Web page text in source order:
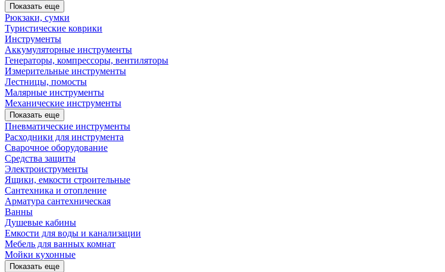
Показать еще
Рюкзаки, сумки
Туристические коврики
Инструменты
Аккумуляторные инструменты
Генераторы, компрессоры, вентиляторы
Измерительные инструменты
Лестницы, помосты
Малярные инструменты
Механические инструменты
Показать еще
Пневматические инструменты
Расходники для инструмента
Сварочное оборудование
Средства защиты
Электроиструменты
Ящики, емкости строительные
Сантехника и отопление
Арматура сантехническая
Ванны
Душевые кабины
Емкости для воды и канализации
Мебель для ванных комнат
Мойки кухонные
Показать еще